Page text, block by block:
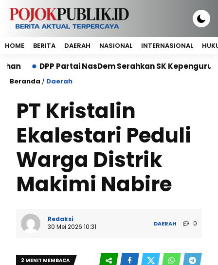
HOME BERITA DAERAH NASIONAL INTERNASIONAL
DPP Partai NasDem Serahkan SK Kepengurusan
Beranda / Daerah
PT Kristalin
Ekalestari Peduli
Warga Distrik
Makimi Nabire
Redaksi
30 Mei 2026 10:31
DAERAH 0
2 MENIT MEMBACA